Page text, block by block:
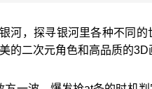
河，探寻银河里各种不同
的二次元角色和高品质的